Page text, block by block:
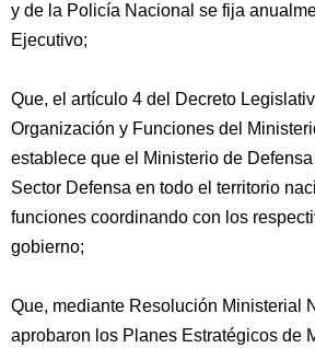
y de la Policía Nacional se fija
Ejecutivo;
Que, el artículo 4 del Decreto
Organización y Funciones del
establece que el Ministerio de
Sector Defensa en todo el territorio
funciones coordinando con los
gobierno;
Que, mediante Resolución Ministerial
aprobaron los Planes Estratégicos de